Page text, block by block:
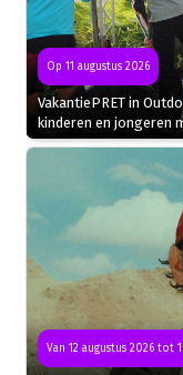
Op 11 augustus 2026
VakantiePRET in
kinderen en jongeren
Van 12 augustus 2026 tot